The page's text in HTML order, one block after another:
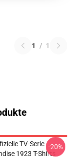
1 / 1
TV-Serie
1923 T-Shirts
-20%